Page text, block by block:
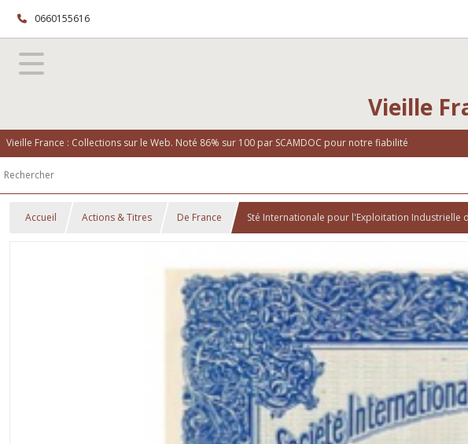
0660155616
Vieille
Vieille France : Collections sur le Web. Noté 86% sur 100 par SCAMDOC pour notre fiabilité
Accueil Actions & Titres De France Sté Internationale pour l'Exploitation Industrielle